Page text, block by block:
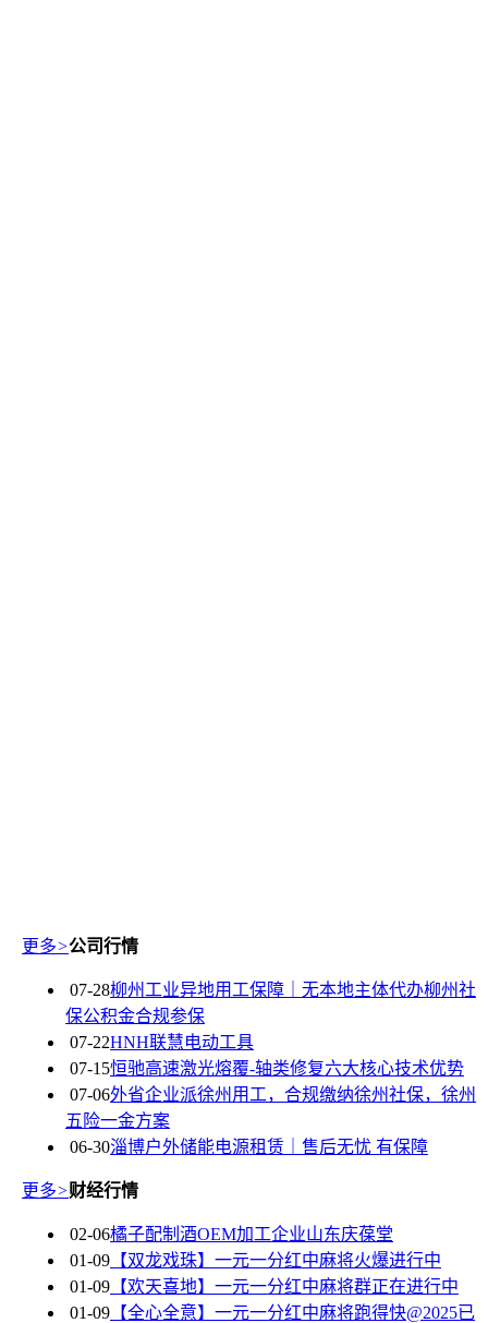
更多>公司行情
07-28柳州工业异地用工保障｜无本地主体代办柳州社
保公积金合规参保
07-22HNH联慧电动工具
07-15恒驰高速激光熔覆-轴类修复六大核心技术优势
07-06外省企业派徐州用工，合规缴纳徐州社保，徐州
五险一金方案
06-30淄博户外储能电源租赁｜售后无忧 有保障
更多>财经行情
02-06橘子配制酒OEM加工企业山东庆葆堂
01-09 【双龙戏珠】一元一分红中麻将火爆进行中
01-09 【欢天喜地】一元一分红中麻将群正在进行中
01-09 【全心全意】一元一分红中麻将跑得快@2025已